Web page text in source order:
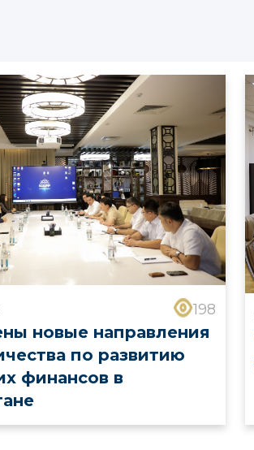
198
новые направления
по развитию
финансов в